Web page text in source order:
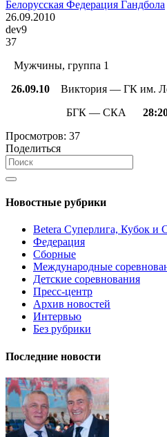
Белорусская Федерация Гандбола
26.09.2010
dev9
37
Мужчины, группа 1
26.09.10 Виктория — ГК им.
БГК — СКА
Просмотров: 37
Поделиться
Новостные рубрики
Betera Суперлига, Кубок и
Федерация
Сборные
Международные
Детские соревнования
Пресс-центр
Архив новостей
Интервью
Без рубрики
Последние новости